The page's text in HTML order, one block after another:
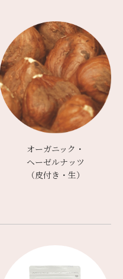
オーガニック・
ヘーゼルナッツ
（皮付き・生）